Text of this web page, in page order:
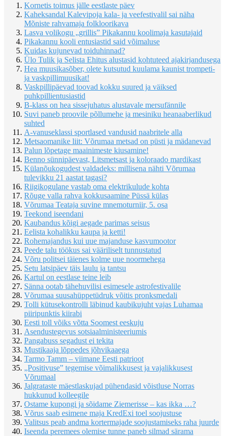
Kornetis toimus jälle eestlaste päev
Kaheksandal Kalevipoja kala- ja veefestivalil sai näha
Mõniste rahvamaja folkloorikava
Lasva volikogu „grillis” Pikakannu koolimaja kasutajaid
Pikakannu kooli entusiastid said võimaluse
Kuidas kujunevad toiduhinnad?
Ülo Tulik ja Selista Ehitus alustasid kohtuteed ajakirjandusega
Hea muusikasõber, olete kutsutud kuulama kaunist trompeti-
ja vaskpillimuusikat!
Vaskpillipäevad toovad kokku suured ja väiksed
puhkpillientusiastid
B-klass on hea sissejuhatus alustavale mersufännile
Suvi paneb proovile põllumehe ja mesiniku heanaaberlikud
suhted
A-vanuseklassi sportlased vandusid naabritele alla
Metsaomanike liit: Võrumaa metsad on püsti ja mädanevad
Palun lõpetage maainimeste kiusamine!
Benno sünnipäevast, Litsmetsast ja koloraado mardikast
Külanõukogudest valdadeks: millisena nähti Võrumaa
tulevikku 21 aastat tagasi?
Riigikogulane vastab oma elektrikulude kohta
Rõuge valla rahva kokkusaamine Püssä külas
Võrumaa Teataja suvine mnemoturniir, 5. osa
Teekond iseendani
Kaubandus kõigi aegade parimas seisus
Eelista kohalikku kaupa ja ketti!
Rohemajandus kui uue majanduse kasvumootor
Peede talu töökus sai vääriliselt tunnustatud
Võru politsei täienes kolme uue noormehega
Setu latsipäev täis laulu ja tantsu
Kartul on eestlase teine leib
Sänna ootab tähehuvilisi esimesele astrofestivalile
Võrumaa suusahüppetüdruk võitis pronksmedali
Tolli kütusekontrolli läbinud kaubikujuht vajas Luhamaa
piiripunktis kiirabi
Eesti toll võiks võtta Soomest eeskuju
Asendustegevus sotsiaalministeeriumis
Pangabuss segadust ei tekita
Mustikaaja lõppedes jõhvikaaega
Tarmo Tamm – viimane Eesti patrioot
„Positivuse” tegemise võimalikkusest ja vajalikkusest
Võrumaal
Jalgrataste mäestlaskujad pühendasid võistluse Norras
hukkunud kolleegile
Ostame kupongi ja sõidame Ziemerisse – kas ikka …?
Võrus saab esimene maja KredExi toel soojustuse
Valitsus peab andma kortermajade soojustamiseks raha juurde
Iseenda peremees olemise tunne paneb silmad särama